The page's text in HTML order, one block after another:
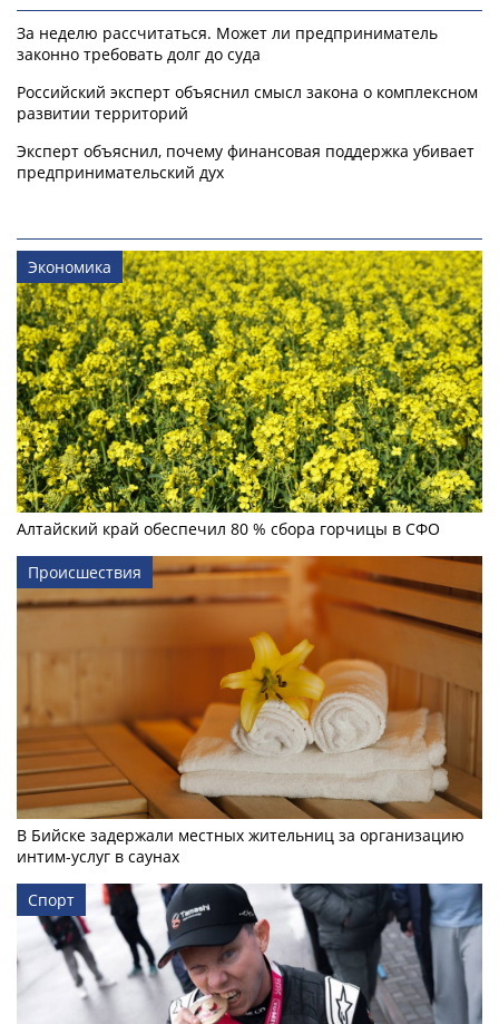
За неделю рассчитаться. Может ли предприниматель
законно требовать долг до суда
Российский эксперт объяснил смысл закона о комплексном
развитии территорий
Эксперт объяснил, почему финансовая поддержка убивает
предпринимательский дух
Экономика
Алтайский край обеспечил 80 % сбора горчицы в СФО
Происшествия
В Бийске задержали местных жительниц за организацию
интим-услуг в саунах
Спорт